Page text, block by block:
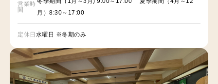
営業時
間
月）8:30～17:00
定休日 水曜日 ※冬期のみ